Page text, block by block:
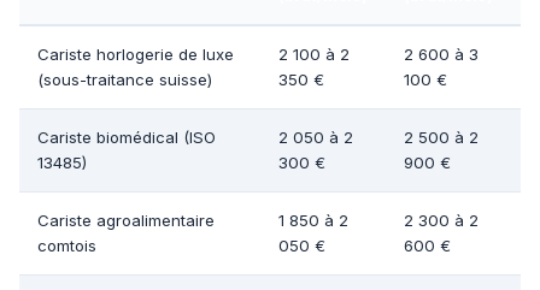
Cariste horlogerie de luxe
(sous-traitance suisse)
2 100 à 2
350 €
2 600 à 3
100 €
Cariste biomédical (ISO
13485)
2 050 à 2
300 €
2 500 à 2
900 €
Cariste agroalimentaire
comtois
1 850 à 2
050 €
2 300 à 2
600 €